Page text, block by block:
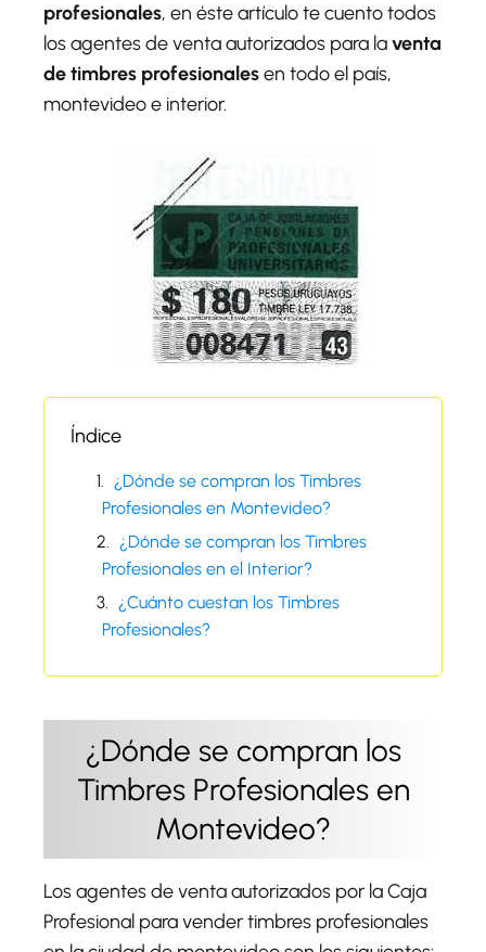
profesionales, en éste artículo te cuento todos
los agentes de venta autorizados para laventa
de timbres profesionalesen todo el país,
montevideo e interior.
Índice
¿Dónde se compran los Timbres
Profesionales en Montevideo?
¿Dónde se compran los Timbres
Profesionales en el Interior?
¿Cuánto cuestan los Timbres
Profesionales?
¿Dónde se compran los
Timbres Profesionales en
Montevideo?
Los agentes de venta autorizados por la Caja
Profesional para vender timbres profesionales